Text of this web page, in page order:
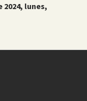
2024, lunes,